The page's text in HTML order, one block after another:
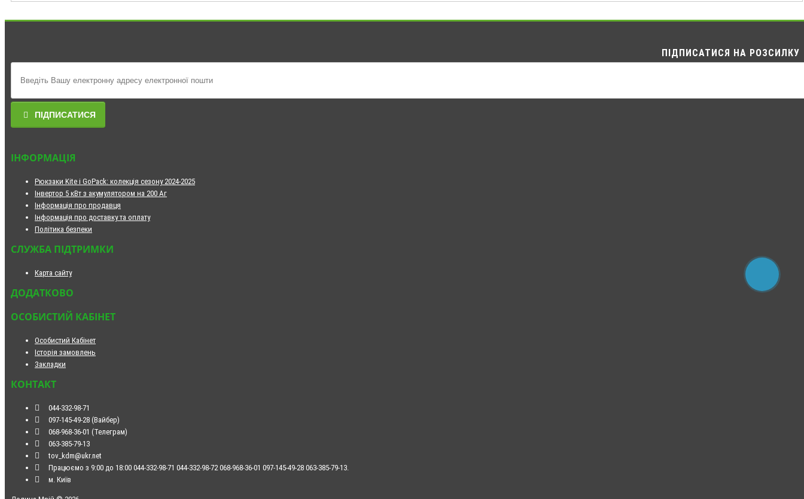
ПІДПИСАТИСЯ НА РОЗСИЛКУ
ПІДПИСАТИСЯ
ІНФОРМАЦІЯ
Рюкзаки Kite і GoPack: колекція сезону 2024-2025
Інвертор 5 кВт з акумулятором на 200 Аг
Інформація про продавця
Інформація про доставку та оплату
Політика безпеки
СЛУЖБА ПІДТРИМКИ
Карта сайту
ДОДАТКОВО
ОСОБИСТИЙ КАБІНЕТ
Особистий Кабінет
Історія замовлень
Закладки
КОНТАКТ
044-332-98-71
097-145-49-28 (Вайбер)
068-968-36-01 (Телеграм)
063-385-79-13
tov_kdm@ukr.net
Працюємо з 9:00 до 18:00 044-332-98-71 044-332-98-72 068-968-36-01 097-145-49-28 063-385-79-13.
м. Київ